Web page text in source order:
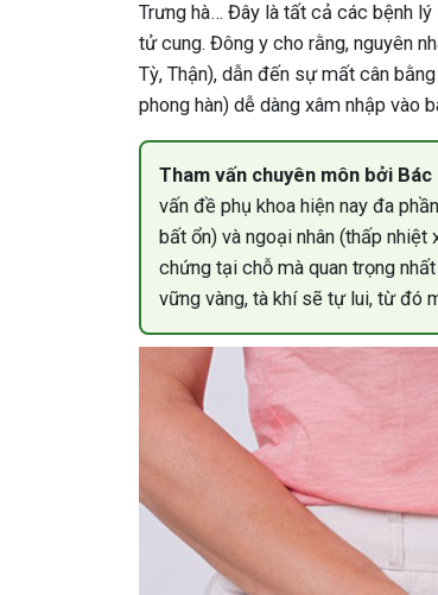
Trưng hà… Đây là tất cả các bệnh
tử cung. Đông y cho rằng, nguyên
Tỳ, Thận), dẫn đến sự mất cân
phong hàn) dễ dàng xâm nhập vào
Tham vấn chuyên môn bởi Bác
vấn đề phụ khoa hiện nay đa
bất ổn) và ngoại nhân (thấp
chứng tại chỗ mà quan trọng
vững vàng, tà khí sẽ tự lui, từ đó